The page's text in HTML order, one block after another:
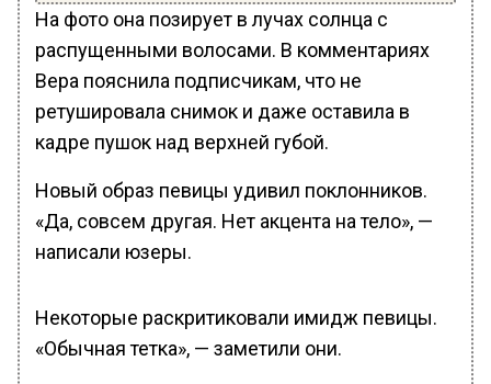
На фото она позирует в лучах солнца с
распущенными волосами. В комментариях
Вера пояснила подписчикам, что не
ретушировала снимок и даже оставила в
кадре пушок над верхней губой.
Новый образ певицы удивил поклонников.
«Да, совсем другая. Нет акцента на тело», —
написали юзеры.
Некоторые раскритиковали имидж певицы.
«Обычная тетка», — заметили они.